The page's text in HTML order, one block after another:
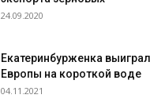
24.09.2020
Екатеринбурженка
Европы на короткой воде
04.11.2021